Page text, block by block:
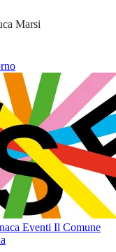
Marsi
Eventi Il Comune